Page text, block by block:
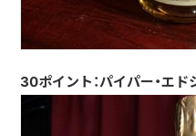
30ポイント：パイパー・エド